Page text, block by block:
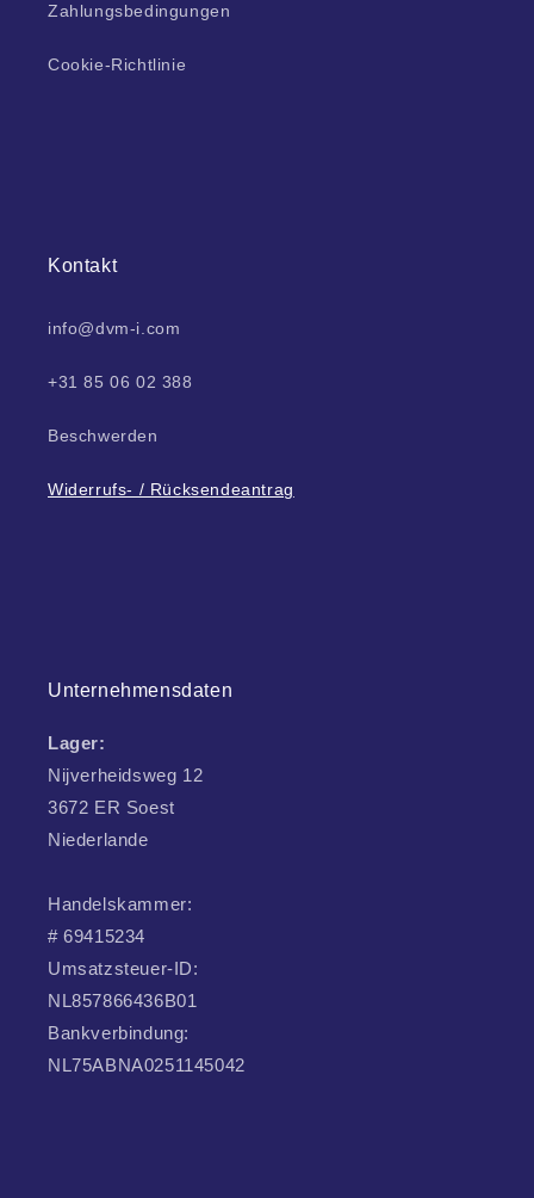
Zahlungsbedingungen
Cookie-Richtlinie
Kontakt
info@dvm-i.com
+31 85 06 02 388
Beschwerden
Widerrufs- / Rücksendeantrag
Unternehmensdaten
Lager:
Nijverheidsweg 12
3672 ER Soest
Niederlande
Handelskammer:
# 69415234
Umsatzsteuer-ID:
NL857866436B01
Bankverbindung:
NL75ABNA0251145042